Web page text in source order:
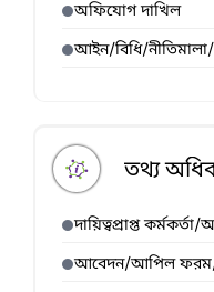
অফিযোগ দাখিল
আইন/বিধি/নীতিমালা/
তথ্য
দায়িত্বপ্রাপ্ত
আবেদন/আপিল ফরম/